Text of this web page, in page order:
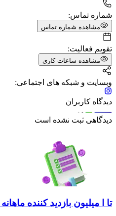
شماره تماس:
مشاهده شماره تماس
تقویم فعالیت:
مشاهده ساعات کاری
وبسایت و شبکه های اجتماعی:
دیدگاه کاربران
دیدگاهی ثبت نشده است
تا ا میلیون بازدید کننده